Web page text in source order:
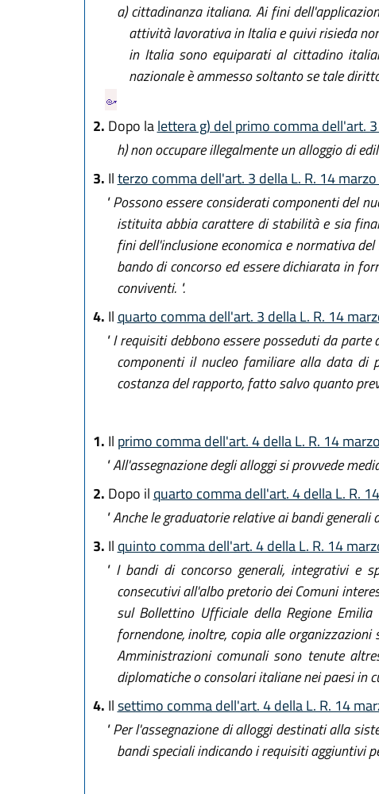
a)cittadinanza italiana. Ai fini
attività lavorativa in Italia e quivi risieda
in Italia sono equiparati al cittadino
nazionale è ammesso soltanto se tale
2. Dopo lalettera g) del primo comma dell'art.
h)non occupare illegalmente un alloggio di
3. Ilterzo comma dell'art. 3 della L. R. 14
" Possono essere considerati componenti del
istituita abbia carattere di stabilità e sia
fini dell'inclusione economica e normativa
bando di concorso ed essere dichiarata in
conviventi. ".
4. Il quarto comma dell'art. 3 della L. R. 14
" I requisiti debbono essere posseduti da
componenti il nucleo familiare alla data di
costanza del rapporto, fatto salvo quanto
1. Il primo comma dell'art. 4 della L. R. 14
" All'assegnazione degli alloggi si provvede
2. Dopo il quarto comma dell'art. 4 della L. R.
" Anche le graduatorie relative ai bandi
3. Il quinto comma dell'art. 4 della L. R. 14
" I bandi di concorso generali, integrativi e
consecutivi all'albo pretorio dei Comuni
sul Bollettino Ufficiale della Regione
fornendone, inoltre, copia alle
Amministrazioni comunali sono tenute
diplomatiche o consolari italiane nei paesi in
4. Ilsettimo comma dell'art. 4 della L. R. 14
" Per l'assegnazione di alloggi destinati alla
bandi speciali indicando i requisiti aggiuntivi